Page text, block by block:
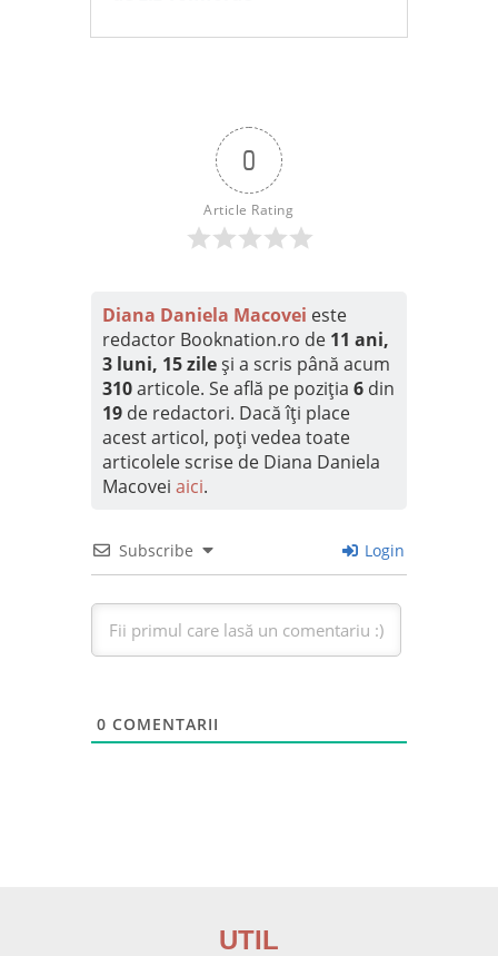
0
Article Rating
Diana Daniela Macovei este
redactor Booknation.ro de 11 ani,
3 luni, 15 zileși a scris până acum
310articole. Se află pe poziția 6din
19de redactori. Dacă îți place
acest articol, poți vedea toate
articolele scrise de Diana Daniela
Macovei aici.
Subscribe Login
0 COMENTARII
UTIL